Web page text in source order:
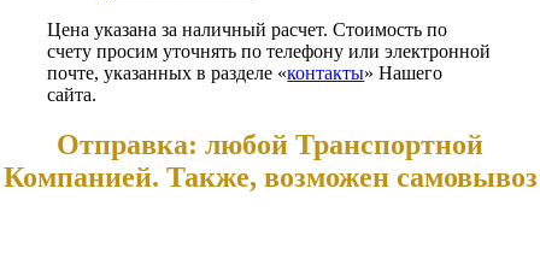
Цена указана за наличный расчет. Стоимость по
счету просим уточнять по телефону или электронной
почте, указанных в разделе «контакты» Нашего
сайта.
Отправка: любой Транспортной
Компанией. Также, возможен самовывоз